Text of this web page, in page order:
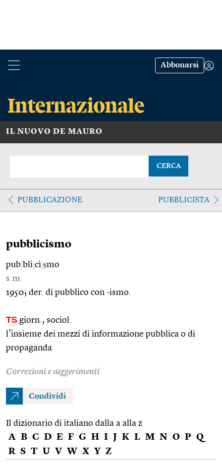
Abbonarsi
IL NUOVO DE MAURO
CERCA
PUBBLICAZIONE PUBBLICISTA
pubblicismo
pub bli cì ṣmo
s.m.
1950; der. di pubblico con -ismo.
TS giorn., sociol.
l’insieme dei mezzi di informazione pubblica o di
propaganda
Correzioni e suggerimenti
Condividi
Il dizionario di italiano dalla a alla z
A B C D E F G H I J K L M N O P Q
R S T U V W X Y Z